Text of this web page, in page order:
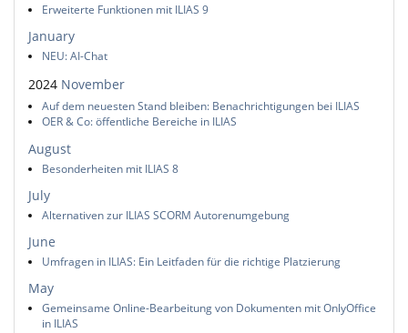
Erweiterte Funktionen mit ILIAS 9
January
NEU: AI-Chat
2024 November
Auf dem neuesten Stand bleiben: Benachrichtigungen bei ILIAS
OER & Co: öffentliche Bereiche in ILIAS
August
Besonderheiten mit ILIAS 8
July
Alternativen zur ILIAS SCORM Autorenumgebung
June
Umfragen in ILIAS: Ein Leitfaden für die richtige Platzierung
May
Gemeinsame Online-Bearbeitung von Dokumenten mit OnlyOffice
in ILIAS